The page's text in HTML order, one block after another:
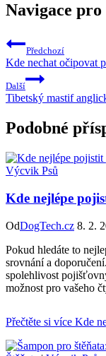
Navigace
Předchozí
Kde nechat očipovat
Další
Tibetský mastif
Podobné
Výcvik Psů
Kde nejlépe
OdDogTech.cz 8. 2.
Pokud hledáte to
srovnání a
spolehlivost
možnost pro vašeho
Přečtěte si více Kde